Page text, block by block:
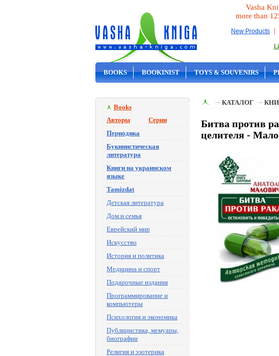
Vasha
more than
New Products |
BOOKS BOOKINIST TOYS & SOUVENIRS
Books
Авторы
Серии
Периодика
Букинистическая
литература
Книги на украинском
языке
Tamizdat
Детская литература
Дом и семья
Еврейский мир
Искусство
История и политика
Медицина и спорт
Подарочные издания
Программирование и
компьютеры
Психология и экономика
Публицистика, мемуары,
биографии
Религия и эзотерика
КАТАЛОГ
Битва против
целителя -